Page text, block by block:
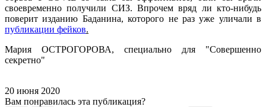
своевременно получили СИЗ. Впрочем вряд ли кто-нибудь
поверит изданию Баданина, которого не раз уже уличали в
публикации фейков.
Мария ОСТРОГОРОВА, специально для "Совершенно
секретно"
20 июня 2020
Вам понравилась эта публикация?